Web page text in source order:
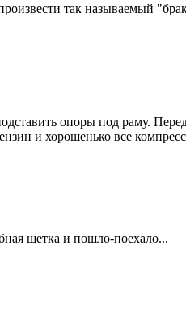
так называемый
опоры под раму.
и хорошенько все
щетка и пошло-поехало...